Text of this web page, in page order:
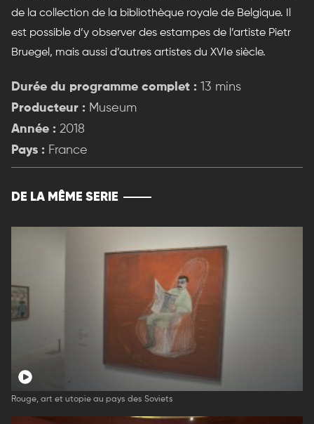
de la collection de la bibliothèque royale de Belgique. Il
est possible d’y observer des estampes de l’artiste Pietr
Bruegel, mais aussi d’autres artistes du XVIe siècle.
Durée du programme complet : 13 mins
Producteur : Museum
Année : 2018
Pays : France
DE LA MÊME SERIE
Rouge, art et utopie au pays des Soviets